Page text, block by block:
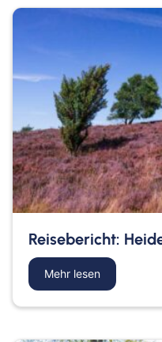
Reisebericht:
Mehr lesen